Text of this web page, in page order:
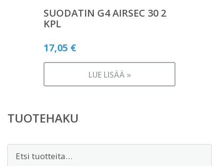
SUODATIN G4 AIRSEC 30 2
KPL
17,05 €
LUE LISÄÄ »
TUOTEHAKU
Etsi: